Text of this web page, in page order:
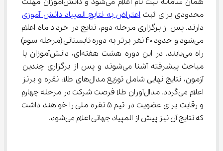
محدودی برای ثبت اعتراض به نتایج المپیاد دانش آموزی
دارند. پس از برگزاری مرحله دوم، نتایج در خرداد ماه اعلام
می‌شود و حدود 40 نفر برتر به دوره تابستانی (مرحله سوم)
راه می‌یابند. در این دوره هشت هفته‌ای، دانش‌آموزان با
مباحث پیشرفته آشنا می‌شوند و پس از برگزاری چندین
آزمون، نتایج نهایی شامل توزیع مدال‌های طلا، نقره و برنز
اعلام می‌گردد. مدال‌آوران طلا فرصت شرکت در مرحله چهارم
و رقابت برای عضویت در تیم 5 نفره ملی را خواهند داشت
که نتایج آن نیز پیش از المپیاد جهانی اعلام می‌شود.